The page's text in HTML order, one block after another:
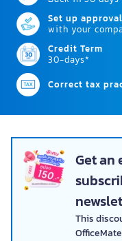
Set up
with your
Credit Term
30-days*
Correct tax
Get an
This